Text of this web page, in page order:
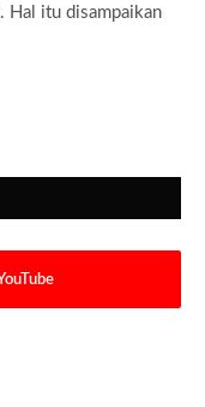
Hal itu disampaikan